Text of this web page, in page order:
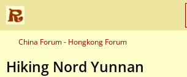
China Forum - Hongkong Forum
Hiking Nord Yunnan